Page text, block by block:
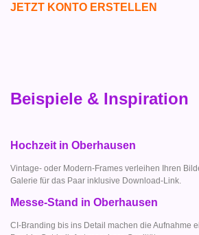
JETZT KONTO ERSTELLEN
Beispiele & Inspiration
Hochzeit in Oberhausen
Vintage- oder Modern-Frames verleihen Ihren
Galerie für das Paar inklusive Download-Link.
Messe-Stand in Oberhausen
CI-Branding bis ins Detail machen die Aufnahme